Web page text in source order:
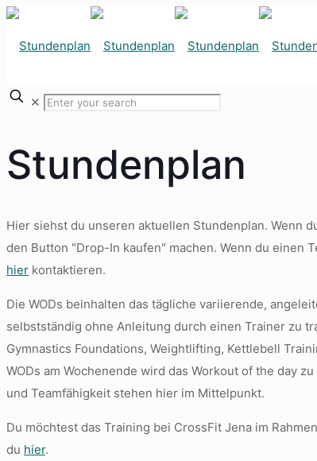
✕
Stundenplan
Hier siehst du unseren aktuellen Stundenplan. Wenn
den Button "Drop-In kaufen" machen. Wenn du einen
hier kontaktieren.
Die WODs beinhalten das tägliche variierende,
selbstständig ohne Anleitung durch einen Trainer zu
Gymnastics Foundations, Weightlifting, Kettlebell
WODs am Wochenende wird das Workout of the day
und Teamfähigkeit stehen hier im Mittelpunkt.
Du möchtest das Training bei CrossFit Jena im
du hier.